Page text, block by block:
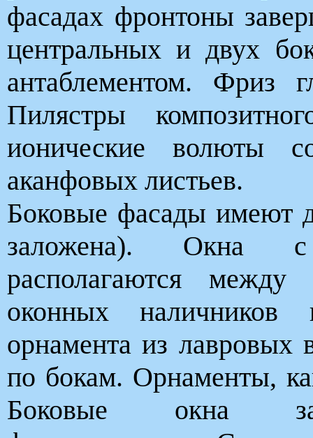
фасадах фронтоны
центральных и двух
антаблементом. Фриз
Пилястры
ионические волюты
аканфовых листьев.
Боковые фасады имеют
заложена). Окна
располагаются между
оконных наличников
орнамента из лавровых
по бокам. Орнаменты,
Боковые окна